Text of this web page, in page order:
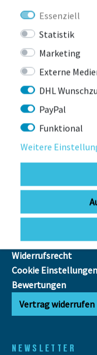
E-Bike Verleih
Werkstatt
Größe für ein
Kinderfahrrad
So wird dein Bike
Ausfuhr MwSt.-
Batterieentsorgung
AGB
Impressum
Widerrufsrecht
Cookie Einstellungen
Bewertungen
Vertrag widerrufen
NEWSLETTER
Essenziell
Statistik
Marketing
Externe
DHL
PayPal
Funktional
Weitere